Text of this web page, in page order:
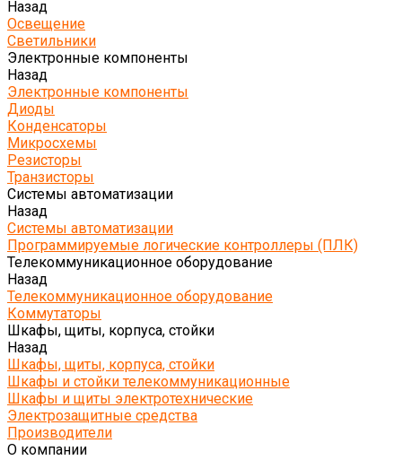
Назад
Освещение
Светильники
Электронные компоненты
Назад
Электронные компоненты
Диоды
Конденсаторы
Микросхемы
Резисторы
Транзисторы
Системы автоматизации
Назад
Системы автоматизации
Программируемые логические контроллеры (ПЛК)
Телекоммуникационное оборудование
Назад
Телекоммуникационное оборудование
Коммутаторы
Шкафы, щиты, корпуса, стойки
Назад
Шкафы, щиты, корпуса, стойки
Шкафы и стойки телекоммуникационные
Шкафы и щиты электротехнические
Электрозащитные средства
Производители
О компании